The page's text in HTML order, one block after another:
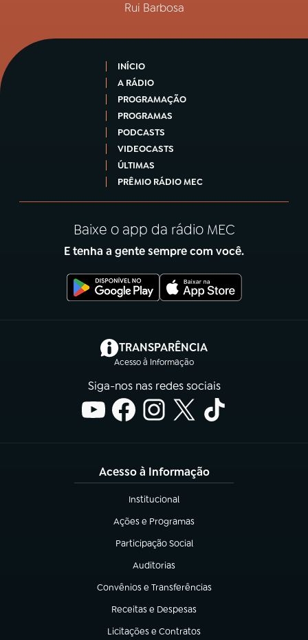
Rui Barbosa
INÍCIO
A RÁDIO
PROGRAMAÇÃO
PROGRAMAS
PODCASTS
VIDEOCASTS
ÚLTIMAS
PRÊMIO RÁDIO MEC
Baixe o app da rádio MEC
E tenha a gente sempre com você.
TRANSPARÊNCIA
Acesso à Informação
(abre em nova aba)
Siga-nos nas redes sociais
Acesso à Informação
Institucional
(abre em nova aba)
Ações e Programas
(abre em nova aba)
Participação Social
(abre em nova aba)
Auditorias
(abre em nova aba)
Convênios e Transferências
(abre em nova aba)
Receitas e Despesas
(abre em nova aba)
Licitações e Contratos
(abre em nova aba)